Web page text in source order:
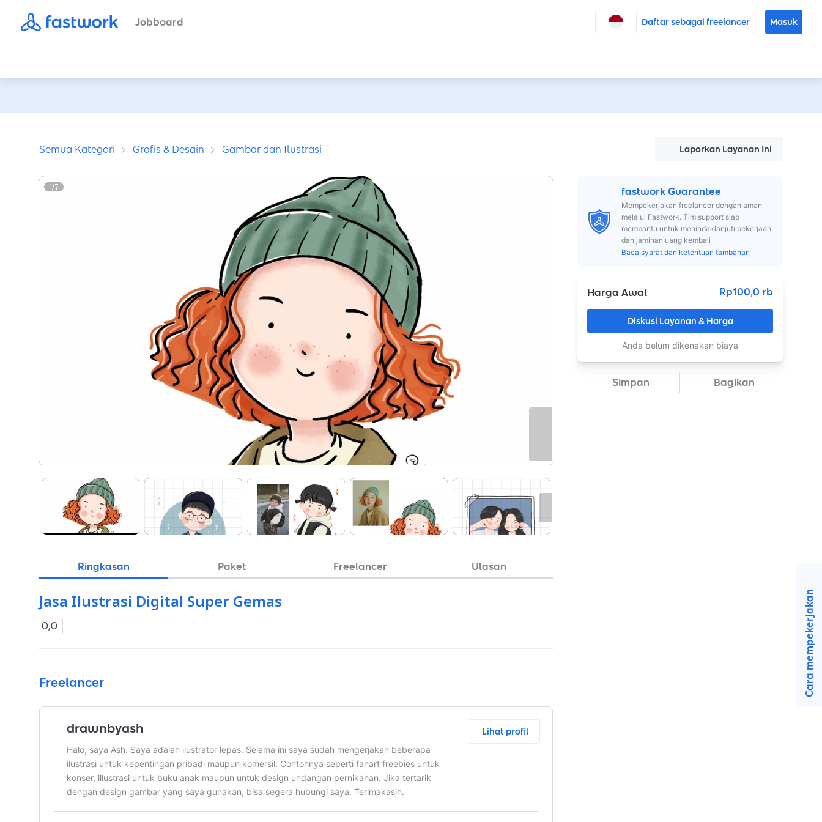
Jobboard Daftar sebagai freelancer Masuk
Semua Kategori Grafis & Desain Gambar dan Ilustrasi Laporkan Layanan Ini
1/7
Ringkasan Paket Freelancer Ulasan
Jasa Ilustrasi Digital Super Gemas
0,0
Freelancer
drawnbyash
Halo, saya Ash. Saya adalah ilustrator lepas. Selama ini saya sudah mengerjakan beberapa
ilustrasi untuk kepentingan pribadi maupun komersil. Contohnya seperti fanart freebies untuk
konser, illustrasi untuk buku anak maupun untuk design undangan pernikahan. Jika tertarik
dengan design gambar yang saya gunakan, bisa segera hubungi saya. Terimakasih.
Lihat profil
fastwork Guarantee
Mempekerjakan freelancer dengan aman
melalui Fastwork. Tim support siap
membantu untuk menindaklanjuti pekerjaan
dan jaminan uang kembali
Baca syarat dan ketentuan tambahan
Harga Awal Rp100,0 rb
Diskusi Layanan & Harga
Anda belum dikenakan biaya
Simpan Bagikan
Cara mempekerjakan